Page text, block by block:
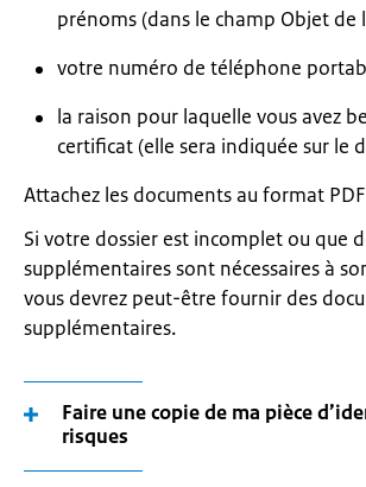
prénoms (dans le champ Objet de
votre numéro de téléphone
la raison pour laquelle vous avez
certificat (elle sera indiquée sur le
Attachez les documents au format
Si votre dossier est incomplet ou que
supplémentaires sont nécessaires à
vous devrez peut-être fournir des
supplémentaires.
Faire une copie de ma pièce
risques